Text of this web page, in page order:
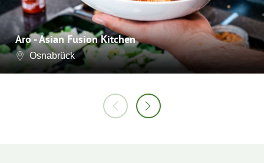
Aro - Asian Fusion Kitchen
Osnabrück